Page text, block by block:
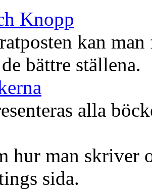
Knopp
kan
bättre ställena.
alla
hur man skriver
sida.